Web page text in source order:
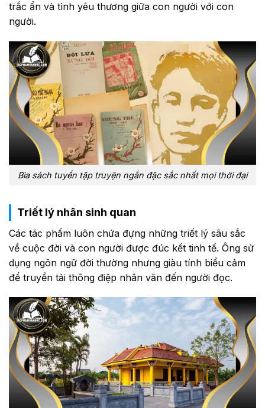
trắc ẩn và tình yêu thương giữa con người với con
người.
Bìa sách tuyển tập truyện ngắn đặc sắc nhất mọi thời đại
Triết lý nhân sinh quan
Các tác phẩm luôn chứa đựng những triết lý sâu sắc
về cuộc đời và con người được đúc kết tinh tế. Ông sử
dụng ngôn ngữ đời thường nhưng giàu tính biểu cảm
để truyền tải thông điệp nhân văn đến người đọc.